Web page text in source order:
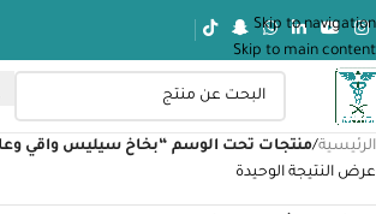
Skip to navigation
Skip to main content
الرئيسية/منتجات تحت الوسم “بخاخ سيليس واقي
عرض النتيجة الوحيدة